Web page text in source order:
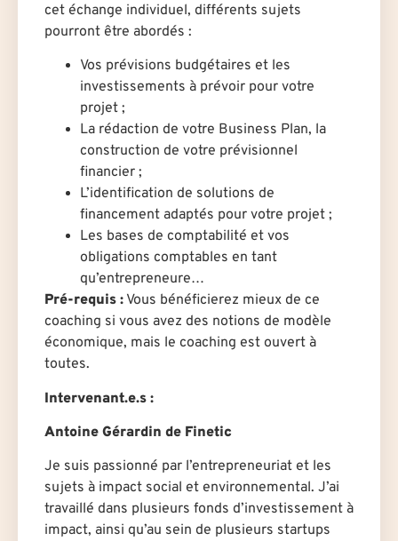
cet échange individuel, différents sujets
pourront être abordés :
Vos prévisions budgétaires et les
investissements à prévoir pour votre
projet ;
La rédaction de votre Business Plan, la
construction de votre prévisionnel
financier ;
L’identification de solutions de
financement adaptés pour votre projet ;
Les bases de comptabilité et vos
obligations comptables en tant
qu’entrepreneure…
Pré-requis : Vous bénéficierez mieux de ce
coaching si vous avez des notions de modèle
économique, mais le coaching est ouvert à
toutes.
Intervenant.e.s :
Antoine Gérardin de Finetic
Je suis passionné par l’entrepreneuriat et les
sujets à impact social et environnemental. J’ai
travaillé dans plusieurs fonds d’investissement à
impact, ainsi qu’au sein de plusieurs startups